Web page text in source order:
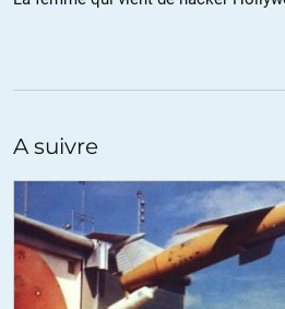
et celles qui le proclame à une guerre
Votre interrogation : « Alors qui sont
terroristes ? » Mérite une réponse qui
beaucoup d »esprits formatés dans
étroites en occident.
+18 ALERTER
A suivre